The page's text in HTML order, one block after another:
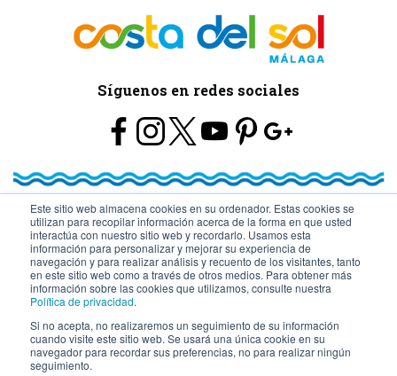
Este sitio web almacena cookies en su ordenador. Estas cookies se
utilizan para recopilar información acerca de la forma en que usted
interactúa con nuestro sitio web y recordarlo. Usamos esta
información para personalizar y mejorar su experiencia de
navegación y para realizar análisis y recuento de los visitantes, tanto
en este sitio web como a través de otros medios. Para obtener más
información sobre las cookies que utilizamos, consulte nuestra
Política de privacidad.
Si no acepta, no realizaremos un seguimiento de su información
cuando visite este sitio web. Se usará una única cookie en su
navegador para recordar sus preferencias, no para realizar ningún
seguimiento.
Síguenos en redes sociales
© Turismo y Planificación Costa del Sol S.L.U. Todos los Derechos
Reservados